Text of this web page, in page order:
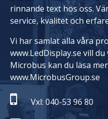
rinnande text hos oss.
service, kvalitet och
Vi har samlat alla våra
www.LedDisplay.se vill
Microbus kan du läsa
www.MicrobusGroup.se
Vxl: 040-53 96 80